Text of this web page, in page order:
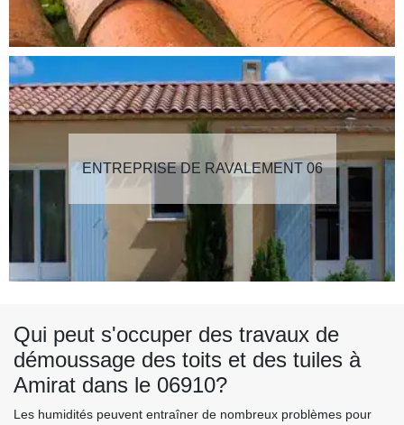
ENTREPRISE DE RAVALEMENT 06
Qui peut s'occuper des travaux de
démoussage des toits et des tuiles à
Amirat dans le 06910?
Les humidités peuvent entraîner de nombreux problèmes pour